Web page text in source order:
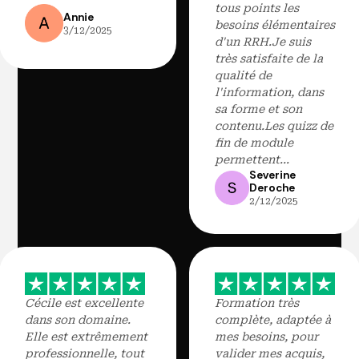
Annie
3/12/2025
tous points les
besoins élémentaires
d'un RRH.Je suis
très satisfaite de la
qualité de
l'information, dans
sa forme et son
contenu.Les quizz de
fin de module
permettent...
Severine
Deroche
2/12/2025
Cécile est excellente
dans son domaine.
Elle est extrêmement
professionnelle, tout
Formation très
complète, adaptée à
mes besoins, pour
valider mes acquis,